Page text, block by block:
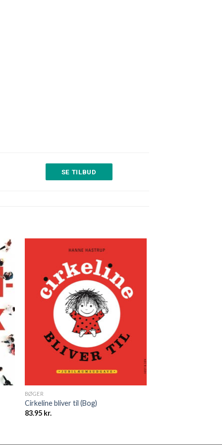
SE TILBUD
BØGER
Cirkeline bliver til (Bog)
83.95 kr.